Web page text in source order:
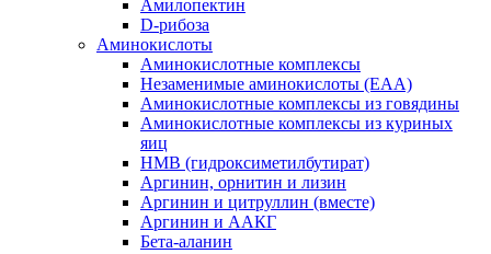
Амилопектин
D-рибоза
Аминокислоты
Аминокислотные комплексы
Незаменимые аминокислоты (EAA)
Аминокислотные комплексы из говядины
Аминокислотные комплексы из куриных
яиц
HMB (гидроксиметилбутират)
Аргинин, орнитин и лизин
Аргинин и цитруллин (вместе)
Аргинин и ААКГ
Бета-аланин